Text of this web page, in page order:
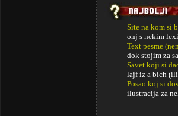
Site na kom si
onj s nekim
Text pesme
dok stojim za
Savet koji si
lajf iz a bich
Posao koj si
ilustracija za